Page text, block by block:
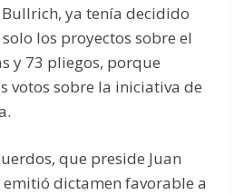
ya tenía decidido
los proyectos sobre el
y 73 pliegos, porque
votos sobre la iniciativa de
que preside Juan
emitió dictamen favorable a